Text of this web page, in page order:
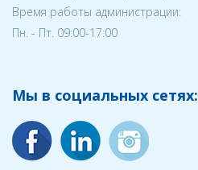
Время работы администрации:
Пн. - Пт. 09:00-17:00
Мы в социальных сетях: